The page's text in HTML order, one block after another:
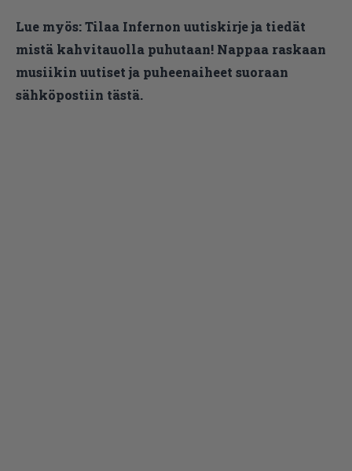
Lue myös:Tilaa Infernon uutiskirje ja tiedät
mistä kahvitauolla puhutaan! Nappaa raskaan
musiikin uutiset ja puheenaiheet suoraan
sähköpostiin tästä.